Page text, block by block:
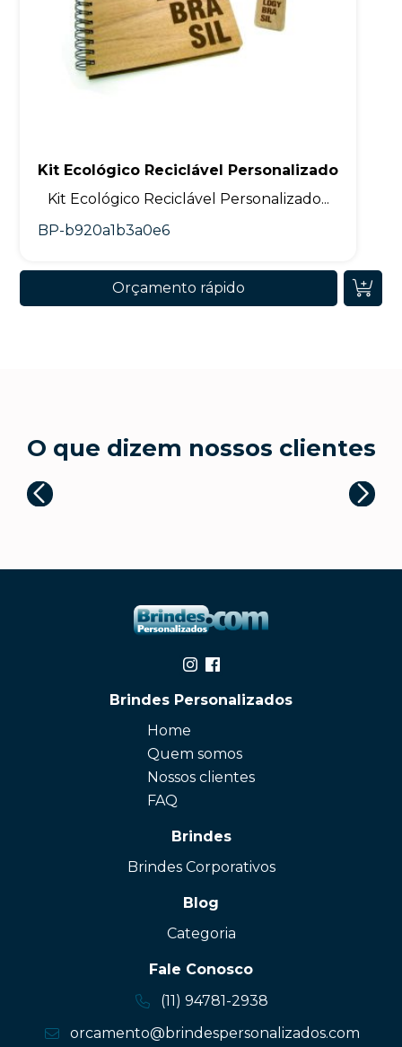
Kit Ecológico Reciclável Personalizado
Kit Ecológico Reciclável Personalizado...
BP-b920a1b3a0e6
Orçamento rápido
O que dizem nossos clientes
Brindes Personalizados
Home
Quem somos
Nossos clientes
FAQ
Brindes
Brindes Corporativos
Blog
Categoria
Fale Conosco
(11) 94781-2938
orcamento@brindespersonalizados.com